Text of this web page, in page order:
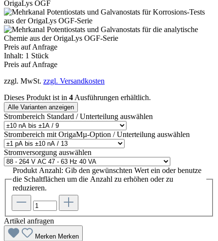
Preis auf Anfrage
Inhalt: 1 Stück
Preis auf Anfrage
zzgl. MwSt. zzgl. Versandkosten
Dieses Produkt ist in 4 Ausführungen erhältlich.
Alle Varianten anzeigen
Strombereich Standard / Unterteilung auswählen
Strombereich mit OrigaMµ-Option / Unterteilung auswählen
Stromversorgung auswählen
Produkt Anzahl: Gib den gewünschten Wert ein oder benutze
die Schaltflächen um die Anzahl zu erhöhen oder zu
reduzieren.
Artikel anfragen
Merken Merken